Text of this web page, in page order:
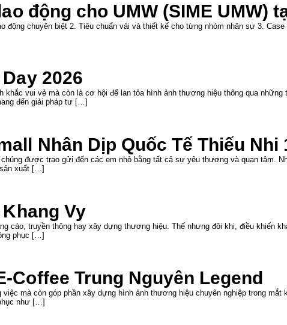
động cho UMW (SIME UMW)
động chuyên biệt 2. Tiêu chuẩn vải và thiết kế cho từng nhóm nhân sự 3.
2026
khắc vui vẻ mà còn là cơ hội để lan tỏa hình ảnh thương hiệu thông qua
đến giải pháp tư […]
Nhân Dịp Quốc Tế Thiếu Nhi
được trao gửi đến các em nhỏ bằng tất cả sự yêu thương và quan tâm.
xuất […]
Vy
cáo, truyền thông hay xây dựng thương hiệu. Thế nhưng đôi khi, điều khiến
phục […]
Coffee Trung Nguyên Legend
mà còn góp phần xây dựng hình ảnh thương hiệu chuyên nghiệp trong
như […]